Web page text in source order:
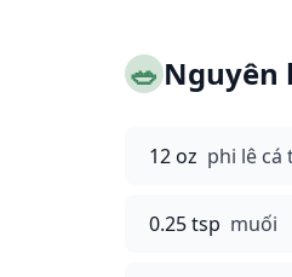
🥗Nguyên
12 oz phi lê cá
0.25 tsp muối